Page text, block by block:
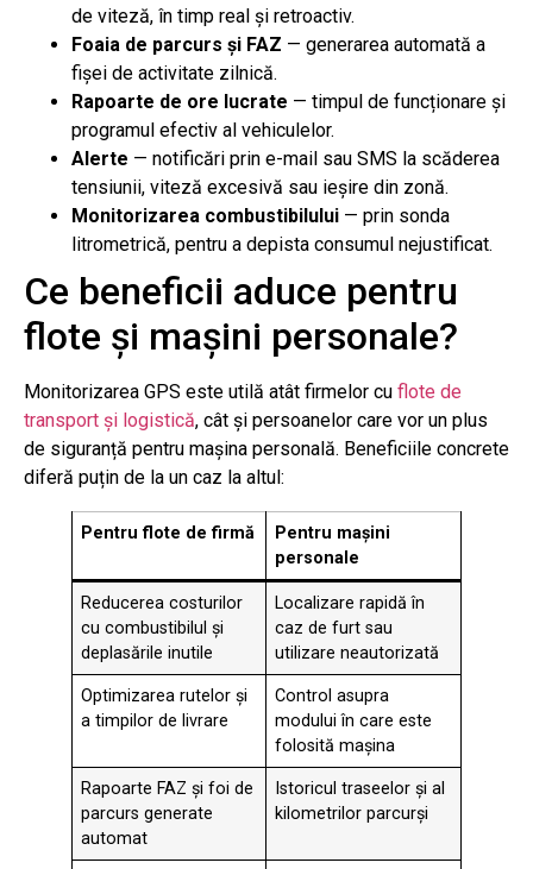
de viteză, în timp real și retroactiv.
Foaia de parcurs și FAZ — generarea automată a
fișei de activitate zilnică.
Rapoarte de ore lucrate — timpul de funcționare și
programul efectiv al vehiculelor.
Alerte — notificări prin e-mail sau SMS la scăderea
tensiunii, viteză excesivă sau ieșire din zonă.
Monitorizarea combustibilului — prin sonda
litrometrică, pentru a depista consumul nejustificat.
Ce beneficii aduce pentru
flote și mașini personale?
Monitorizarea GPS este utilă atât firmelor cu flote de
transport și logistică, cât și persoanelor care vor un plus
de siguranță pentru mașina personală. Beneficiile concrete
diferă puțin de la un caz la altul:
Pentru flote de firmă
Pentru mașini
personale
Reducerea costurilor
cu combustibilul și
deplasările inutile
Localizare rapidă în
caz de furt sau
utilizare neautorizată
Optimizarea rutelor și
a timpilor de livrare
Control asupra
modului în care este
folosită mașina
Rapoarte FAZ și foi de
parcurs generate
automat
Istoricul traseelor și al
kilometrilor parcurși